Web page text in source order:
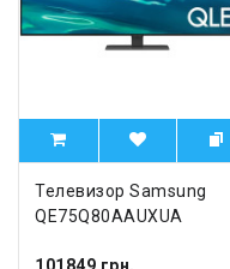
Телевизор Samsung
QE75Q80AAUXUA